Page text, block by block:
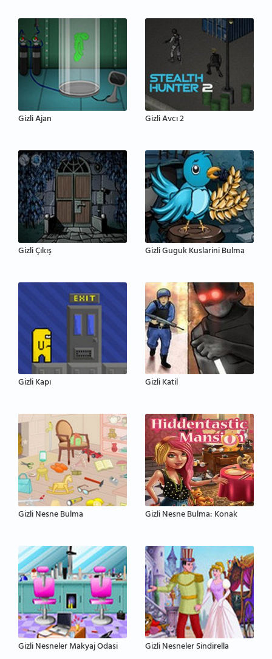
Gizli Ajan Gizli Avcı 2
Gizli Çıkış Gizli Guguk Kuslarini Bulma
Gizli Kapı Gizli Katil
Gizli Nesne Bulma Gizli Nesne Bulma: Konak
Gizli Nesneler Makyaj Odasi Gizli Nesneler Sindirella